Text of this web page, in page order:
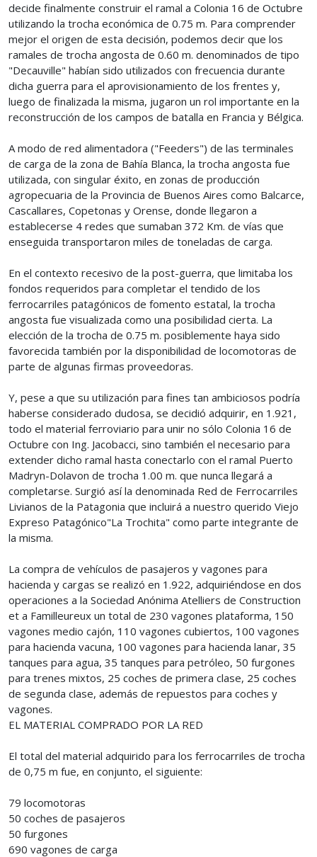
decide finalmente construir el ramal a Colonia 16 de Octubre
utilizando la trocha económica de 0.75 m. Para comprender
mejor el origen de esta decisión, podemos decir que los
ramales de trocha angosta de 0.60 m. denominados de tipo
"Decauville" habían sido utilizados con frecuencia durante
dicha guerra para el aprovisionamiento de los frentes y,
luego de finalizada la misma, jugaron un rol importante en la
reconstrucción de los campos de batalla en Francia y Bélgica.
A modo de red alimentadora ("Feeders") de las terminales
de carga de la zona de Bahía Blanca, la trocha angosta fue
utilizada, con singular éxito, en zonas de producción
agropecuaria de la Provincia de Buenos Aires como Balcarce,
Cascallares, Copetonas y Orense, donde llegaron a
establecerse 4 redes que sumaban 372 Km. de vías que
enseguida transportaron miles de toneladas de carga.
En el contexto recesivo de la post-guerra, que limitaba los
fondos requeridos para completar el tendido de los
ferrocarriles patagónicos de fomento estatal, la trocha
angosta fue visualizada como una posibilidad cierta. La
elección de la trocha de 0.75 m. posiblemente haya sido
favorecida también por la disponibilidad de locomotoras de
parte de algunas firmas proveedoras.
Y, pese a que su utilización para fines tan ambiciosos podría
haberse considerado dudosa, se decidió adquirir, en 1.921,
todo el material ferroviario para unir no sólo Colonia 16 de
Octubre con Ing. Jacobacci, sino también el necesario para
extender dicho ramal hasta conectarlo con el ramal Puerto
Madryn-Dolavon de trocha 1.00 m. que nunca llegará a
completarse. Surgió así la denominada Red de Ferrocarriles
Livianos de la Patagonia que incluirá a nuestro querido Viejo
Expreso Patagónico"La Trochita" como parte integrante de
la misma.
La compra de vehículos de pasajeros y vagones para
hacienda y cargas se realizó en 1.922, adquiriéndose en dos
operaciones a la Sociedad Anónima Atelliers de Construction
et a Familleureux un total de 230 vagones plataforma, 150
vagones medio cajón, 110 vagones cubiertos, 100 vagones
para hacienda vacuna, 100 vagones para hacienda lanar, 35
tanques para agua, 35 tanques para petróleo, 50 furgones
para trenes mixtos, 25 coches de primera clase, 25 coches
de segunda clase, además de repuestos para coches y
vagones.
EL MATERIAL COMPRADO POR LA RED
El total del material adquirido para los ferrocarriles de trocha
de 0,75 m fue, en conjunto, el siguiente:
79 locomotoras
50 coches de pasajeros
50 furgones
690 vagones de carga